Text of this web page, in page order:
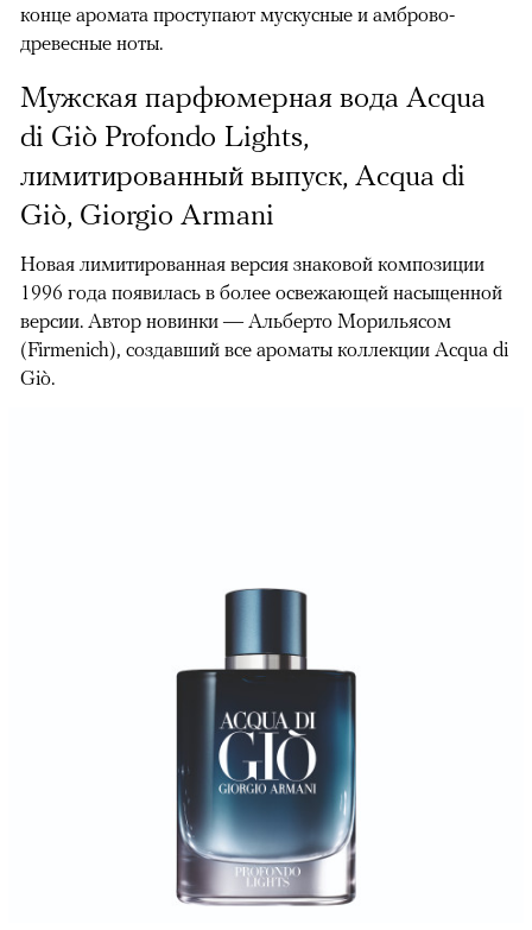
конце аромата проступают мускусные и амброво-
древесные ноты.
Мужская парфюмерная вода Acqua
di Giò Profondo Lights,
лимитированный выпуск, Acqua di
Giò, Giorgio Armani
Новая лимитированная версия знаковой композиции
1996 года появилась в более освежающей насыщенной
версии. Автор новинки — Альберто Морильясом
(Firmenich), создавший все ароматы коллекции Acqua di
Giò.